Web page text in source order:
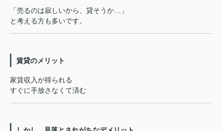
「売るのは寂しいから、貸そうか…」
と考える方も多いです。
賃貸のメリット
家賃収入が得られる
すぐに手放さなくて済む